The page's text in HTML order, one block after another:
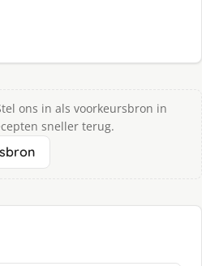
ons in als voorkeursbron in
sneller terug.